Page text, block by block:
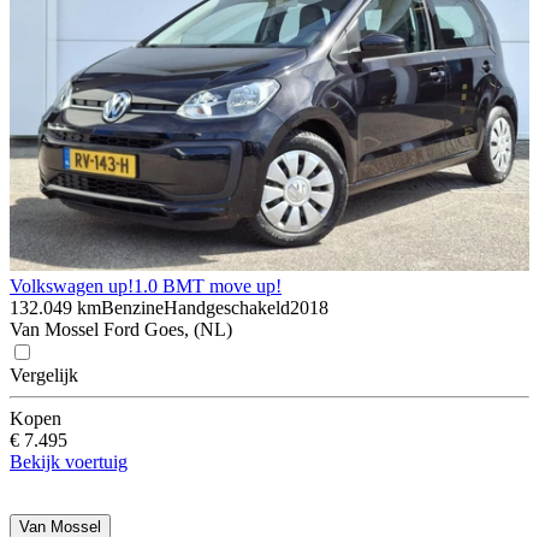
Volkswagen up!1.0 BMT move up!
132.049 kmBenzineHandgeschakeld2018
Van Mossel Ford Goes, (NL)
Vergelijk
Kopen
€ 7.495
Bekijk voertuig
Van Mossel